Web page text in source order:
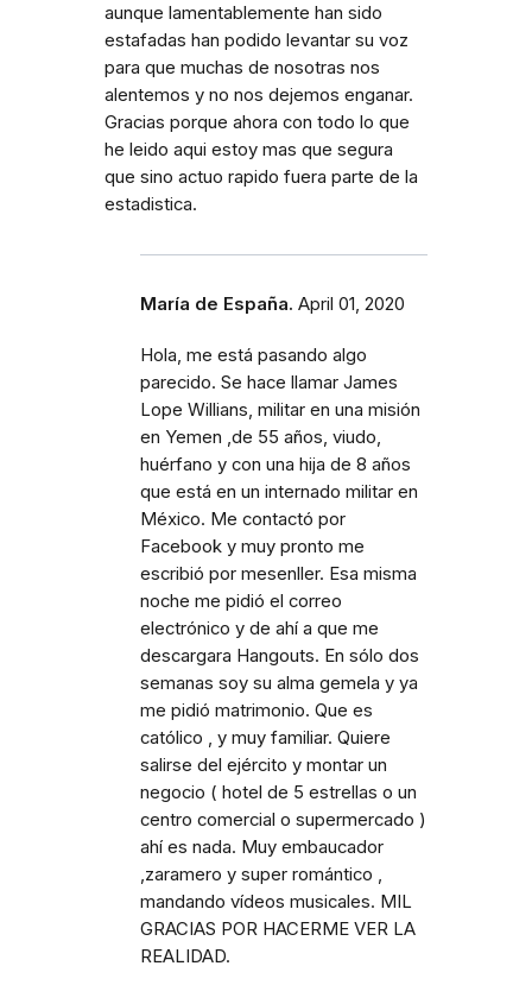
aunque lamentablemente han sido
estafadas han podido levantar su voz
para que muchas de nosotras nos
alentemos y no nos dejemos enganar.
Gracias porque ahora con todo lo que
he leido aqui estoy mas que segura
que sino actuo rapido fuera parte de la
estadistica.
María de España. April 01, 2020
Hola, me está pasando algo
parecido. Se hace llamar James
Lope Willians, militar en una misión
en Yemen ,de 55 años, viudo,
huérfano y con una hija de 8 años
que está en un internado militar en
México. Me contactó por
Facebook y muy pronto me
escribió por mesenller. Esa misma
noche me pidió el correo
electrónico y de ahí a que me
descargara Hangouts. En sólo dos
semanas soy su alma gemela y ya
me pidió matrimonio. Que es
católico , y muy familiar. Quiere
salirse del ejército y montar un
negocio ( hotel de 5 estrellas o un
centro comercial o supermercado )
ahí es nada. Muy embaucador
,zaramero y super romántico ,
mandando vídeos musicales. MIL
GRACIAS POR HACERME VER LA
REALIDAD.